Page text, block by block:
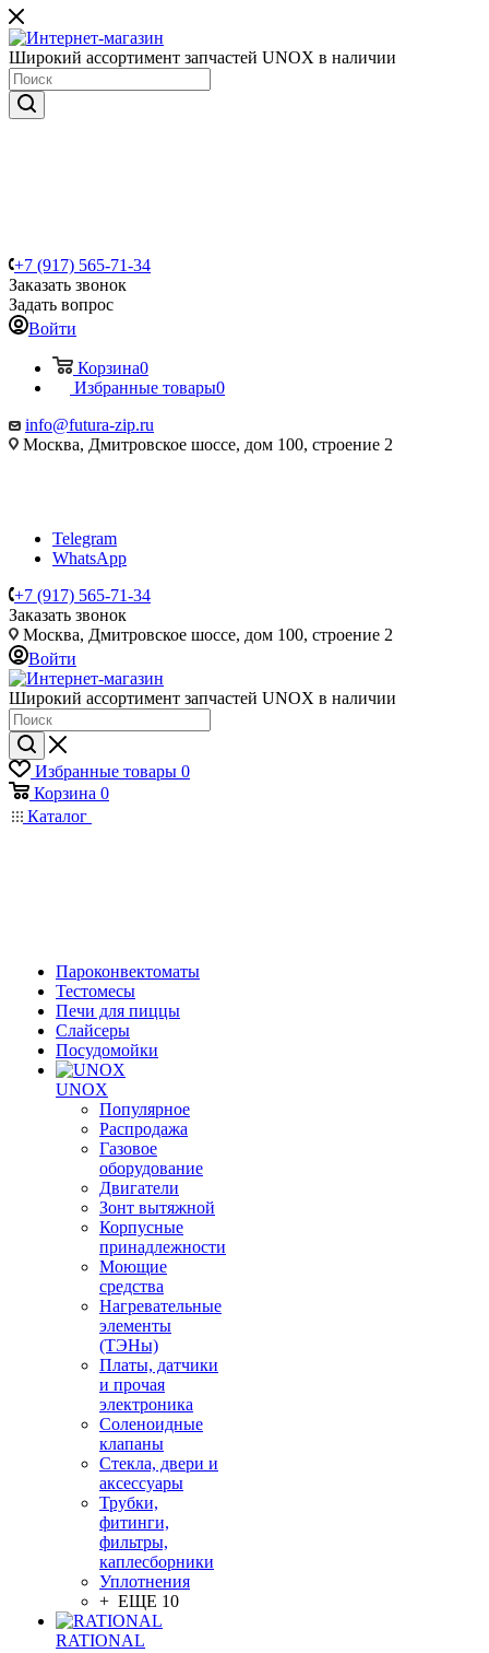
Широкий ассортимент запчастей UNOX в наличии
+7 (917) 565-71-34
Заказать звонок
Задать вопрос
Войти
Корзина0
Избранные товары0
info@futura-zip.ru
Москва, Дмитровское шоссе, дом 100, строение 2
Telegram
WhatsApp
+7 (917) 565-71-34
Заказать звонок
Москва, Дмитровское шоссе, дом 100, строение 2
Войти
Широкий ассортимент запчастей UNOX в наличии
Избранные товары 0
Корзина 0
Каталог
Пароконвектоматы
Тестомесы
Печи для пиццы
Слайсеры
Посудомойки
UNOX
Популярное
Распродажа
Газовое
оборудование
Двигатели
Зонт вытяжной
Корпусные
принадлежности
Моющие
средства
Нагревательные
элементы
(ТЭНы)
Платы, датчики
и прочая
электроника
Соленоидные
клапаны
Стекла, двери и
аксессуары
Трубки,
фитинги,
фильтры,
каплесборники
Уплотнения
+ ЕЩЕ 10
RATIONAL